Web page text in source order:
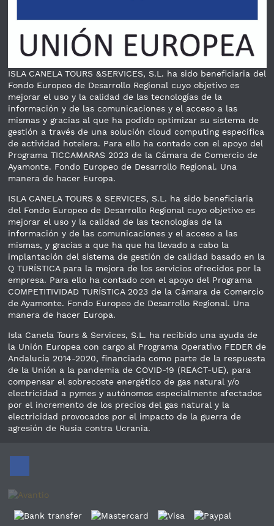
ISLA CANELA TOURS &SERVICES, S.L. ha sido beneficiaria del
Fondo Europeo de Desarrollo Regional cuyo objetivo es
mejorar el uso y la calidad de las tecnologías de la
información y de las comunicaciones y el acceso a las
mismas y gracias al que ha podido optimizar su sistema de
gestión a través de una solución cloud computing específica
de actividad hotelera. Para ello ha contado con el apoyo del
Programa TICCAMARAS 2023 de la Cámara de Comercio de
Ayamonte. Fondo Europeo de Desarrollo Regional. Una
manera de hacer Europa.
ISLA CANELA TOURS & SERVICES, S.L. ha sido beneficiaria
del Fondo Europeo de Desarrollo Regional cuyo objetivo es
mejorar el uso y la calidad de las tecnologías de la
información y de las comunicaciones y el acceso a las
mismas, y gracias a que ha que ha llevado a cabo la
implantación del sistema de gestión de calidad basado en la
Q TURÍSTICA para la mejora de los servicios ofrecidos por la
empresa. Para ello ha contado con el apoyo del Programa
COMPETITIVIDAD TURÍSTICA 2023 de la Cámara de Comercio
de Ayamonte. Fondo Europeo de Desarrollo Regional. Una
manera de hacer Europa.
Isla Canela Tours & Services, S.L. ha recibido una ayuda de
la Unión Europea con cargo al Programa Operativo FEDER de
Andalucía 2014-2020, financiada como parte de la respuesta
de la Unión a la pandemia de COVID-19 (REACT-UE), para
compensar el sobrecoste energético de gas natural y/o
electricidad a pymes y autónomos especialmente afectados
por el incremento de los precios del gas natural y la
electricidad provocados por el impacto de la guerra de
agresión de Rusia contra Ucrania.